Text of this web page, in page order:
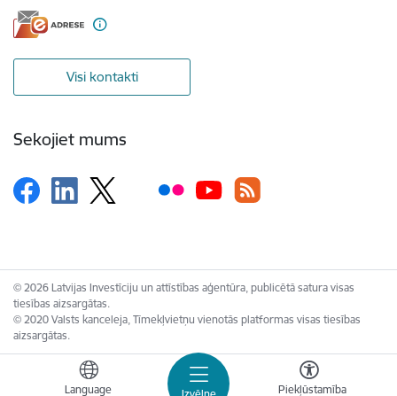
Language Piekļūstamība
Visi kontakti
Sekojiet mums
© 2026 Latvijas Investīciju un attīstības aģentūra, publicētā satura visas
tiesības aizsargātas.
© 2020 Valsts kanceleja, Tīmekļvietņu vienotās platformas visas tiesības
aizsargātas.